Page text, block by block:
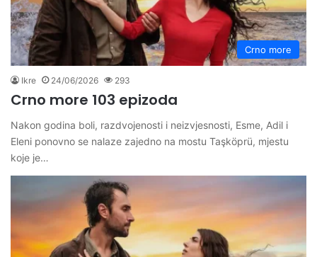
Crno more
Ikre 24/06/2026 293
Crno more 103 epizoda
Nakon godina boli, razdvojenosti i neizvjesnosti, Esme, Adil i
Eleni ponovno se nalaze zajedno na mostu Taşköprü, mjestu
koje je…